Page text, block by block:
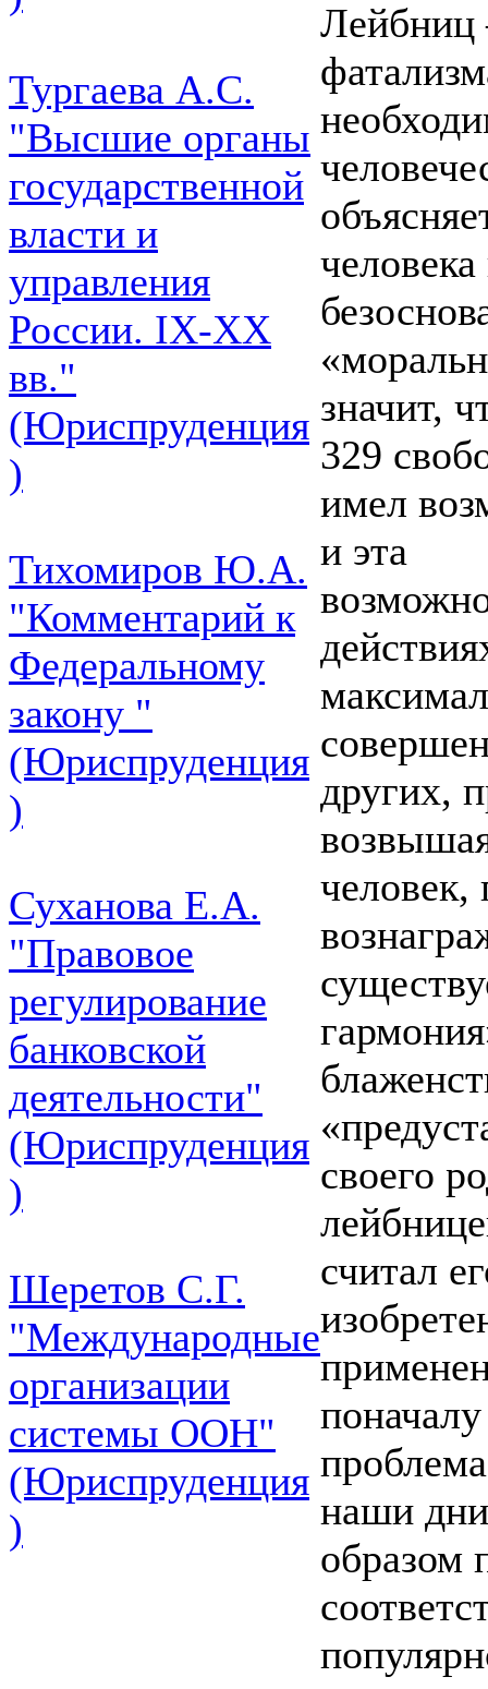
Тургаева А.С.
"Высшие органы
государственной
власти и
управления
России. IХ-ХХ
вв."
(Юриспруденция
)
Тихомиров Ю.А.
"Комментарий к
Федеральному
закону "
(Юриспруденция
)
Суханова Е.А.
"Правовое
регулирование
банковской
деятельности"
(Юриспруденция
)
Шеретов С.Г.
"Международные
организации
системы ООН"
(Юриспруденция
)
Лейбниц
значит,
329
имел
и эта
других,
человек,
своего
считал
наши
образом